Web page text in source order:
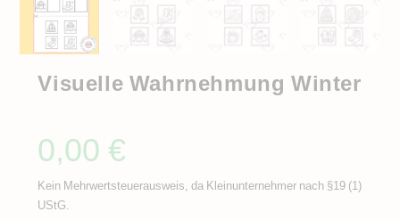
Visuelle Wahrnehmung Winter
0,00€
Kein Mehrwertsteuerausweis, da Kleinunternehmer nach §19 (1)
UStG.